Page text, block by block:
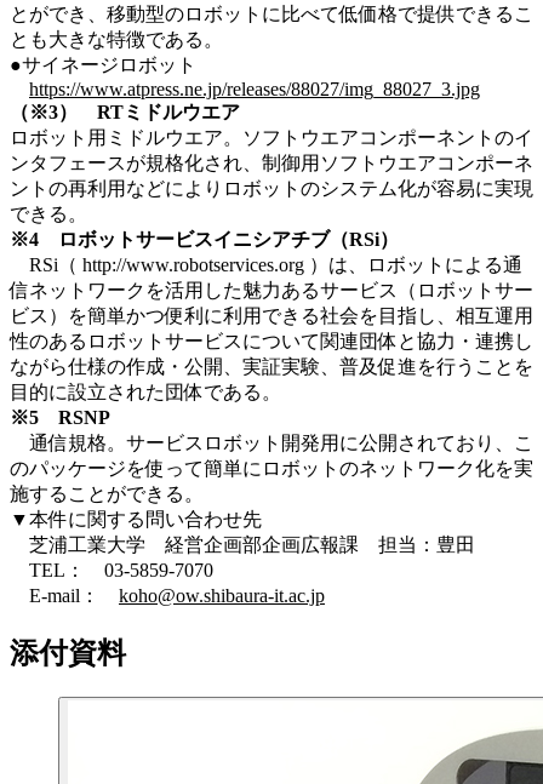
とができ、移動型のロボットに比べて低価格で提供できるこ
とも大きな特徴である。
●サイネージロボット
https://www.atpress.ne.jp/releases/88027/img_88027_3.jpg
（※3） RTミドルウエア
ロボット用ミドルウエア。ソフトウエアコンポーネントのイ
ンタフェースが規格化され、制御用ソフトウエアコンポーネ
ントの再利用などによりロボットのシステム化が容易に実現
できる。
※4 ロボットサービスイニシアチブ（RSi）
RSi（ http://www.robotservices.org ）は、ロボットによる通
信ネットワークを活用した魅力あるサービス（ロボットサー
ビス）を簡単かつ便利に利用できる社会を目指し、相互運用
性のあるロボットサービスについて関連団体と協力・連携し
ながら仕様の作成・公開、実証実験、普及促進を行うことを
目的に設立された団体である。
※5 RSNP
通信規格。サービスロボット開発用に公開されており、こ
のパッケージを使って簡単にロボットのネットワーク化を実
施することができる。
▼本件に関する問い合わせ先
芝浦工業大学 経営企画部企画広報課 担当：豊田
TEL： 03-5859-7070
E-mail： koho@ow.shibaura-it.ac.jp
添付資料